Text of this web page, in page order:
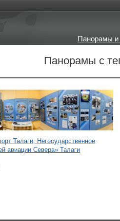
Панорамы и
Панорамы с
Талаги, Негосударственное
авиации Севера» Талаги